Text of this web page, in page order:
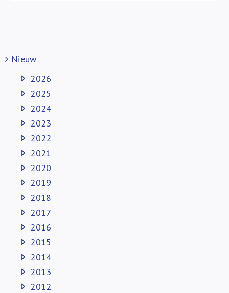
Nieuw
2026
2025
2024
2023
2022
2021
2020
2019
2018
2017
2016
2015
2014
2013
2012